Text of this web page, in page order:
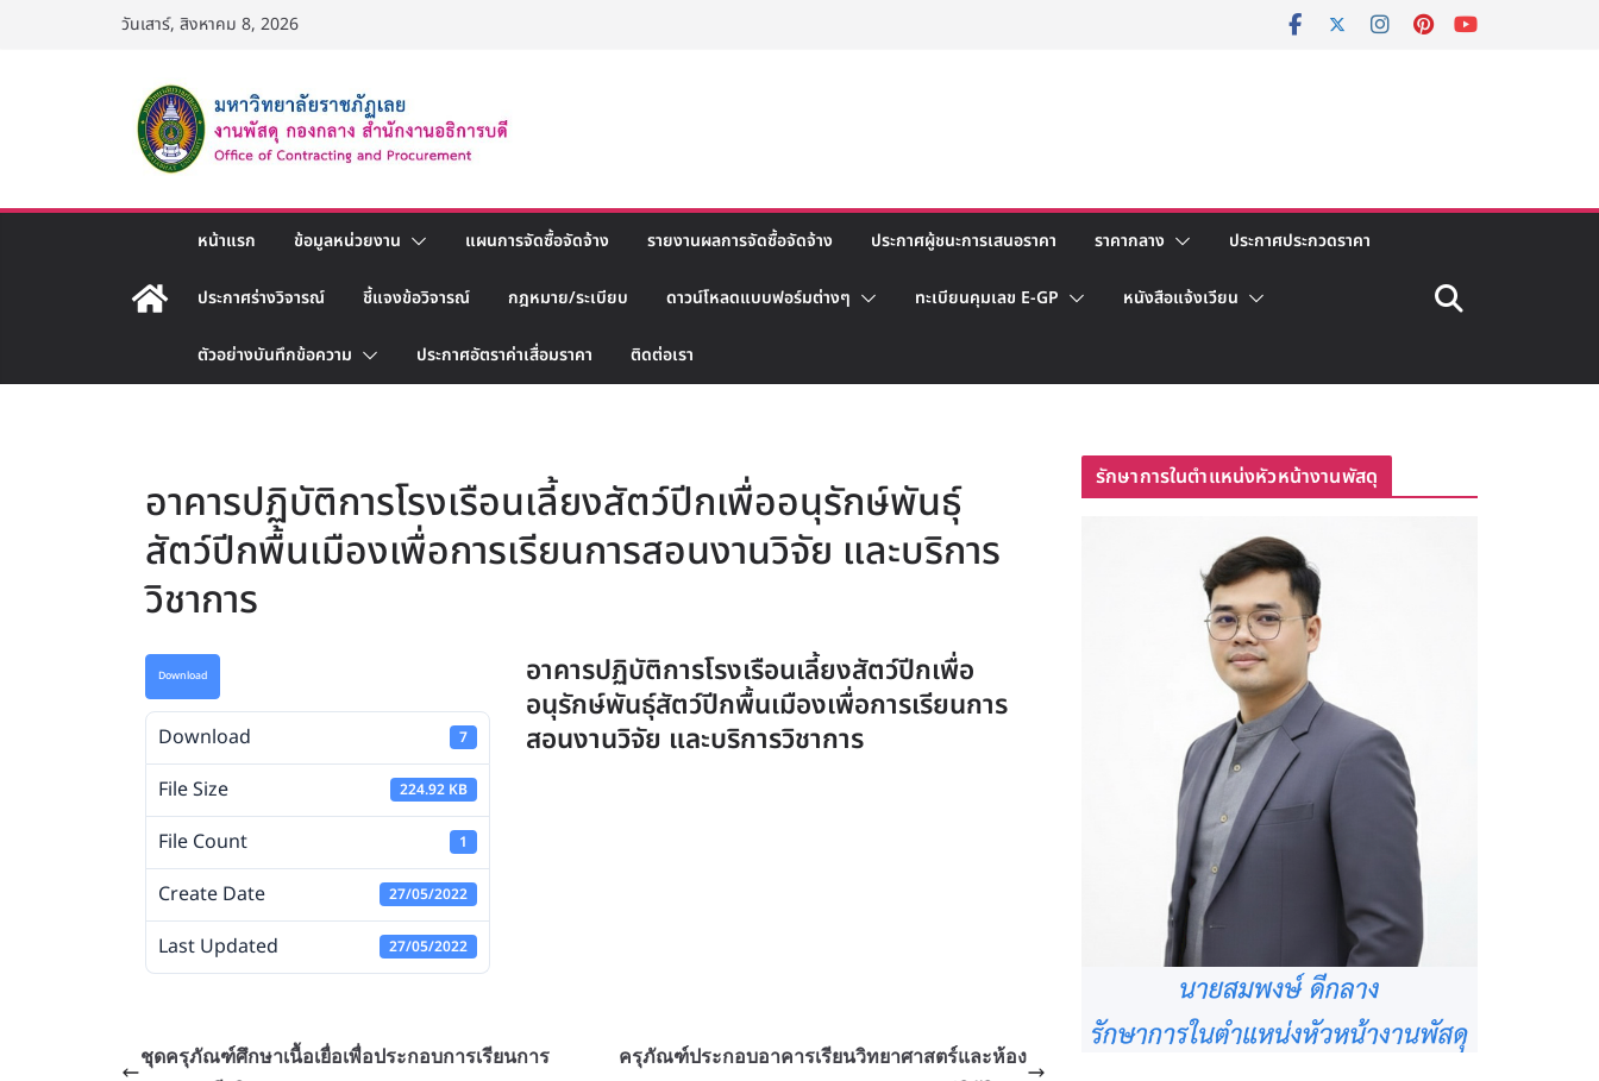
วันเสาร์, สิงหาคม 8, 2026
หน้าแรก ข้อมูลหน่วยงาน แผนการจัดซื้อจัดจ้าง รายงานผลการจัดซื้อจัดจ้าง ประกาศผู้ชนะการเสนอราคา ราคากลาง ประกาศประกวดราคา
ประกาศร่างวิจารณ์ ชี้แจงข้อวิจารณ์ กฎหมาย/ระเบียบ ดาวน์โหลดแบบฟอร์มต่างๆ ทะเบียนคุมเลข E-GP หนังสือแจ้งเวียน
ตัวอย่างบันทึกข้อความ ประกาศอัตราค่าเสื่อมราคา ติดต่อเรา
อาคารปฏิบัติการโรงเรือนเลี้ยงสัตว์ปีกเพื่ออนุรักษ์พันธุ์
สัตว์ปีกพื้นเมืองเพื่อการเรียนการสอนงานวิจัย และบริการ
วิชาการ
Download
Download 7
File Size 224.92 KB
File Count 1
Create Date 27/05/2022
Last Updated 27/05/2022
อาคารปฏิบัติการโรงเรือนเลี้ยงสัตว์ปีกเพื่อ
อนุรักษ์พันธุ์สัตว์ปีกพื้นเมืองเพื่อการเรียนการ
สอนงานวิจัย และบริการวิชาการ
ชุดครุภัณฑ์ศึกษาเนื้อเยื่อเพื่อประกอบการเรียนการ
ครุภัณฑ์ประกอบอาคารเรียนวิทยาศาสตร์และห้อง
รักษาการในตำแหน่งหัวหน้างานพัสดุ